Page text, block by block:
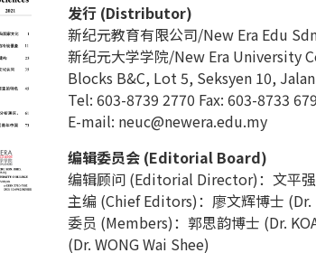
发行 (Distributor)
新纪元教育有限公司/New Era Edu
新纪元大学学院/New Era University
Blocks B&C, Lot 5, Seksyen 10,
Tel: 603-8739 2770 Fax: 603-8733
E-mail: neuc@newera.edu.my
编辑委员会 (Editorial Board)
编辑顾问 (Editorial Director)：文平
主编 (Chief Editors)：廖文辉博士
委员 (Members)：郭思韵博士 (Dr.
(Dr. WONG Wai Shee)